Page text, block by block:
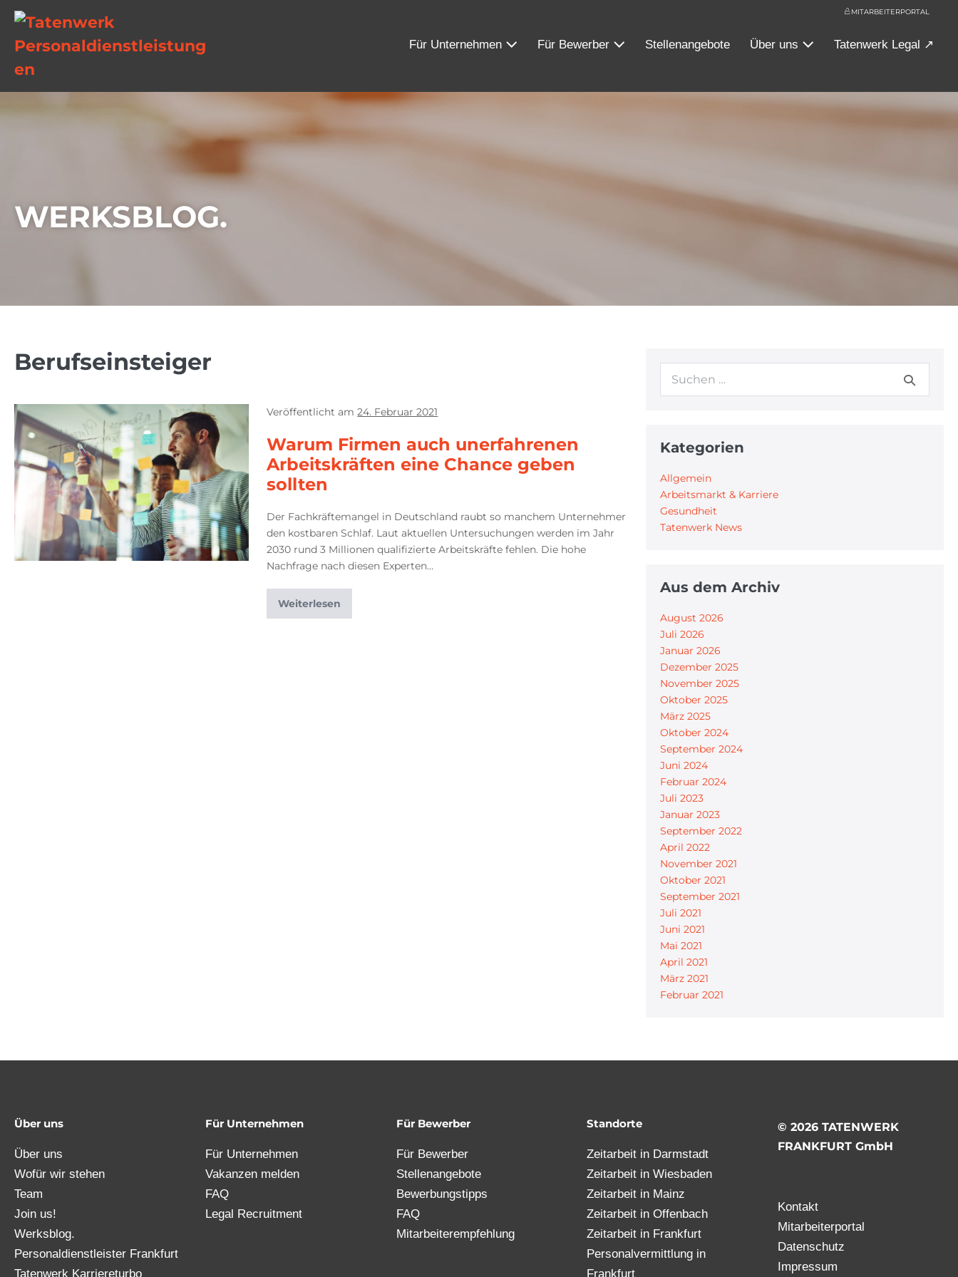
MITARBEITERPORTAL
Für Unternehmen Für Bewerber Stellenangebote Über uns Tatenwerk Legal ↗
WERKSBLOG.
Berufseinsteiger
Veröffentlicht am 24. Februar 2021
Warum Firmen auch unerfahrenen
Arbeitskräften eine Chance geben
sollten
Der Fachkräftemangel in Deutschland raubt so manchem Unternehmer
den kostbaren Schlaf. Laut aktuellen Untersuchungen werden im Jahr
2030 rund 3 Millionen qualifizierte Arbeitskräfte fehlen. Die hohe
Nachfrage nach diesen Experten…
Weiterlesen
Kategorien
Allgemein
Arbeitsmarkt & Karriere
Gesundheit
Tatenwerk News
Aus dem Archiv
August 2026
Juli 2026
Januar 2026
Dezember 2025
November 2025
Oktober 2025
März 2025
Oktober 2024
September 2024
Juni 2024
Februar 2024
Juli 2023
Januar 2023
September 2022
April 2022
November 2021
Oktober 2021
September 2021
Juli 2021
Juni 2021
Mai 2021
April 2021
März 2021
Februar 2021
Über uns
Über uns
Wofür wir stehen
Team
Join us!
Werksblog.
Personaldienstleister Frankfurt
Tatenwerk Karriereturbo
Für Unternehmen
Für Unternehmen
Vakanzen melden
FAQ
Legal Recruitment
Für Bewerber
Für Bewerber
Stellenangebote
Bewerbungstipps
FAQ
Mitarbeiterempfehlung
Standorte
Zeitarbeit in Darmstadt
Zeitarbeit in Wiesbaden
Zeitarbeit in Mainz
Zeitarbeit in Offenbach
Zeitarbeit in Frankfurt
Personalvermittlung in
Frankfurt
© 2026 TATENWERK
FRANKFURT GmbH
Kontakt
Mitarbeiterportal
Datenschutz
Impressum